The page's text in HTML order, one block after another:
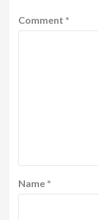
Comment *
Name *